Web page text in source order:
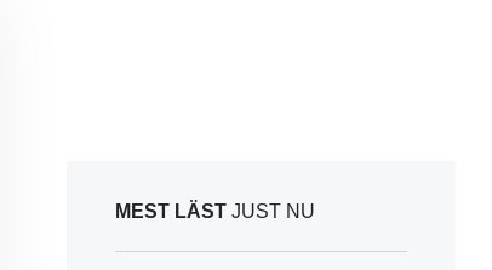
MEST LÄST JUST NU